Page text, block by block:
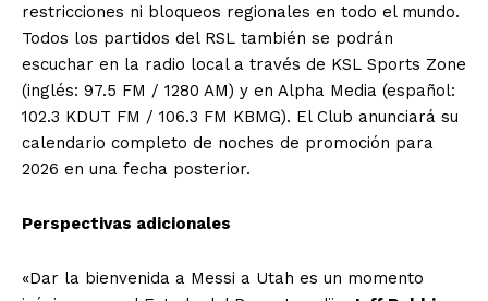
restricciones ni bloqueos regionales en todo el mundo.
Todos los partidos del RSL también se podrán
escuchar en la radio local a través de KSL Sports Zone
(inglés: 97.5 FM / 1280 AM) y en Alpha Media (español:
102.3 KDUT FM / 106.3 FM KBMG). El Club anunciará su
calendario completo de noches de promoción para
2026 en una fecha posterior.
Perspectivas adicionales
«Dar la bienvenida a Messi a Utah es un momento